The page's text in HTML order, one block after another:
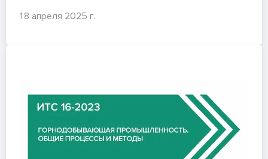
18 апреля 2025 г.